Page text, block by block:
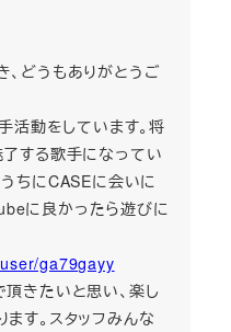
どうもありがとうご
活動をしています。将
する歌手になってい
ちにCASEに会いに
に良かったら遊びに
ga79gayy
きたいと思い、楽し
す。スタッフみんな